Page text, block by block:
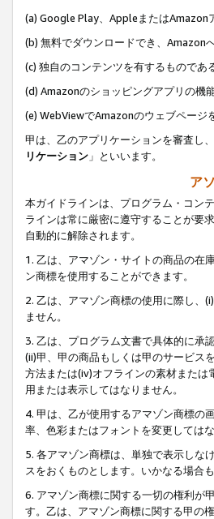
(a) Google Play、AppleまたはAmazon
(b) 無料でダウンロードでき、Amazon
(c) 独自のコンテンツを有するものであ
(d) Amazonのショッピングアプリの機
(e) WebViewでAmazonのウェブペー
甲は、乙のアプリケーションを審査し
リケーション 」といいます。
ア
本ガイドラインは、プログラム・コン
ラインは常に厳密に遵守することが要
自動的に解除されます。
1. 乙は、アマゾン・サイトの商品の在
ン商標を使用することができます。
2. 乙は、アマゾン商標の使用に際し、
ません。
3. 乙は、プログラム文書で具体的に承
(ii)甲、甲の商品もしくは甲のサービス
方法または(iv)オフラインの素材または
用または表示してはなりません。
4. 甲は、乙が使用するアマゾン商標の
率、色彩またはフォントを変更しては
5. 各アマゾン商標は、単独で表示しな
スをおくものとします。いかなる場合
6. アマゾン商標に関する一切の権利が
す。乙は、アマゾン商標に関する甲の